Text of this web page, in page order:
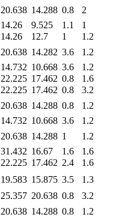
20.638 14.288 0.8
2
14.26 9.525 1.1
1
14.26 12.7 1
1.2
20.638 14.282 3.6
1.2
14.732 10.668 3.6
1.2
22.225 17.462 0.8
1.6
22.225 17.462 0.8
3.2
20.638 14.288 0.8
1.2
14.732 10.668 3.6
1.2
20.638 14.288 1
1.2
31.432 16.67 1.6
1.6
22.225 17.462 2.4
1.6
19.583 15.875 3.5
1.3
25.357 20.638 0.8
3.2
20.638 14.288 0.8
1.2